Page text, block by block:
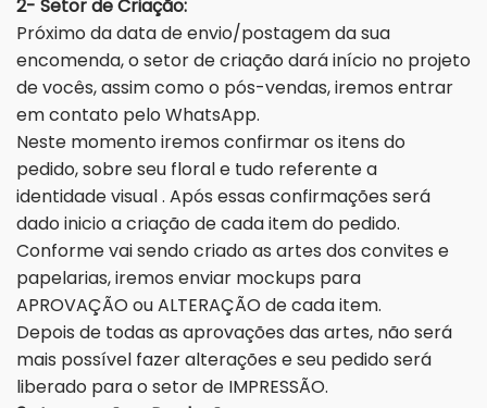
2- Setor de Criação:
Próximo da data de envio/postagem da sua
encomenda, o setor de criação dará início no projeto
de vocês, assim como o pós-vendas, iremos entrar
em contato pelo WhatsApp.
Neste momento iremos confirmar os itens do
pedido, sobre seu floral e tudo referente a
identidade visual . Após essas confirmações será
dado inicio a criação de cada item do pedido.
Conforme vai sendo criado as artes dos convites e
papelarias, iremos enviar mockups para
APROVAÇÃO ou ALTERAÇÃO de cada item.
Depois de todas as aprovações das artes, não será
mais possível fazer alterações e seu pedido será
liberado para o setor de IMPRESSÃO.